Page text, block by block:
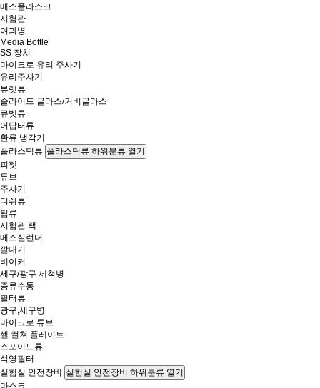
메스플라스크
시험관
여과병
Media Bottle
SS 장치
마이크로 유리 주사기
유리주사기
뷰렛류
슬라이드 글라스/커버글라스
큐벳류
어답터류
환류 냉각기
플라스틱류 플라스틱류 하위분류 열기
피펫
튜브
주사기
디쉬류
팁류
시험관 랙
메스실런더
깔대기
비이커
세구/광구 세척병
증류수통
필터류
광구,세구병
마이크로 튜브
셀 컬쳐 플레이트
스포이드류
석영필터
실험실 안전장비 실험실 안전장비 하위분류 열기
마스크